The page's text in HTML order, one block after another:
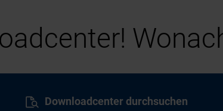
Downloadcenter durchsuchen